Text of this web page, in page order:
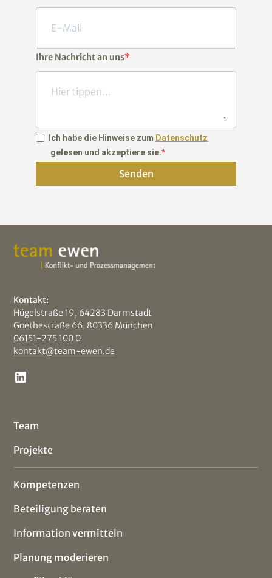
Ihre Nachricht an uns
Ich habe die Hinweise zum Datenschutz
gelesen und akzeptiere sie.
Senden
Kontakt:
Hügelstraße 19, 64283 Darmstadt
Goethestraße 66, 80336 München
06151-275 100 0
kontakt@team-ewen.de
Team
Projekte
Kompetenzen
Beteiligung beraten
Information vermitteln
Planung moderieren